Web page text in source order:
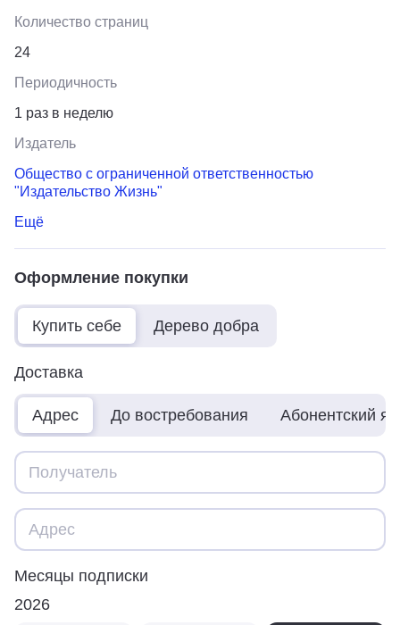
Количество страниц
24
Периодичность
1 раз в неделю
Издатель
Общество с ограниченной ответственностью
"Издательство Жизнь"
Ещё
Оформление покупки
Купить себе Дерево добра
Доставка
Адрес До востребования Абонентский
Месяцы подписки
2026